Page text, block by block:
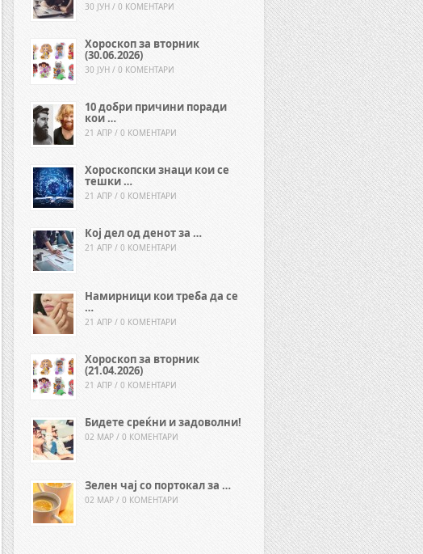
30 ЈУН / 0 КОМЕНТАРИ
Хороскоп за вторник
(30.06.2026)
30 ЈУН / 0 КОМЕНТАРИ
10 добри причини поради
кои …
21 АПР / 0 КОМЕНТАРИ
Хороскопски знаци кои се
тешки …
21 АПР / 0 КОМЕНТАРИ
Кој дел од денот за …
21 АПР / 0 КОМЕНТАРИ
Намирници кои треба да се
…
21 АПР / 0 КОМЕНТАРИ
Хороскоп за вторник
(21.04.2026)
21 АПР / 0 КОМЕНТАРИ
Бидете среќни и задоволни!
02 МАР / 0 КОМЕНТАРИ
Зелен чај со портокал за …
02 МАР / 0 КОМЕНТАРИ